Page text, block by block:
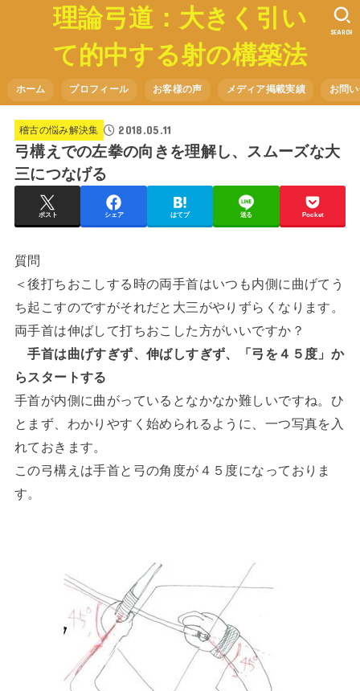
理論弓道：大きく引い
て的中する射の構築法
ホーム プロフィール お客様の声 メディア掲載実績 お問
SEARCH
稽古の悩み解決集 2018.05.11
弓構えでの左拳の向きを理解し、スムーズな大
三につなげる
ポスト シェア はてブ 送る Pocket
質問
＜後打ちおこしする時の両手首はいつも内側に曲げてう
ち起こすのですがそれだと大三がやりずらくなります。
両手首は伸ばして打ちおこした方がいいですか？
手首は曲げすぎず、伸ばしすぎず、「弓を４５度」か
らスタートする
手首が内側に曲がっているとなかなか難しいですね。ひ
とまず、わかりやすく始められるように、一つ写真を入
れておきます。
この弓構えは手首と弓の角度が４５度になっておりま
す。